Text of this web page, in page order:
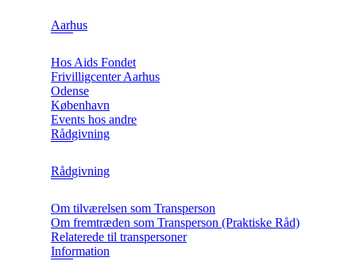
Aarhus
Hos Aids Fondet
Frivilligcenter Aarhus
Odense
København
Events hos andre
Rådgivning
Rådgivning
Om tilværelsen som Transperson
Om fremtræden som Transperson (Praktiske Råd)
Relaterede til transpersoner
Information